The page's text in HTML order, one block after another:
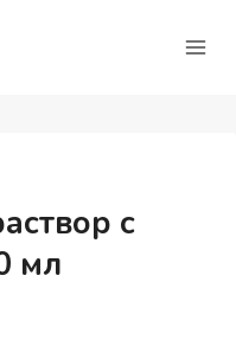
с
мл